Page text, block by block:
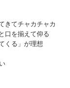
きてチャカチャカ
口を揃えて仰る
くる」が理想